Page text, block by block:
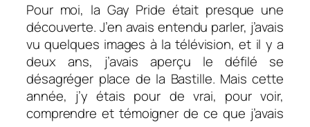
Pour moi, la Gay Pride était presque une
découverte. J’en avais entendu parler, j’avais
vu quelques images à la télévision, et il y a
deux ans, j’avais aperçu le défilé se
désagréger place de la Bastille. Mais cette
année, j’y étais pour de vrai, pour voir,
comprendre et témoigner de ce que j’avais